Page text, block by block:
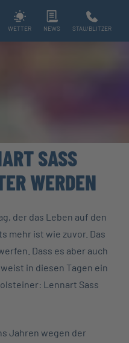
WETTER NEWS STAU/BLITZER
SASS
WERDEN
der das Leben auf den
mehr ist wie zuvor. Das
Dass es aber auch
in diesen Tagen ein
Lennart Sass
Jahren wegen der